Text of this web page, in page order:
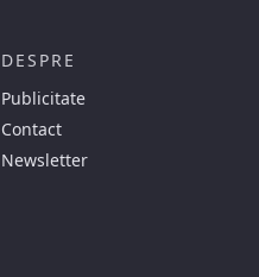
DESPRE
Publicitate
Contact
Newsletter